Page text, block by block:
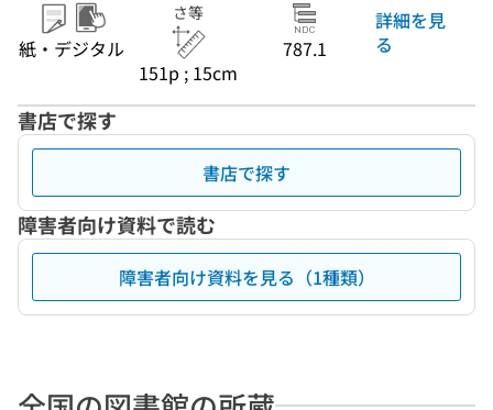
紙・デジタル
さ等
151p ; 15cm
787.1
詳細を見
る
書店で探す
書店で探す
障害者向け資料で読む
障害者向け資料を見る（1種類）